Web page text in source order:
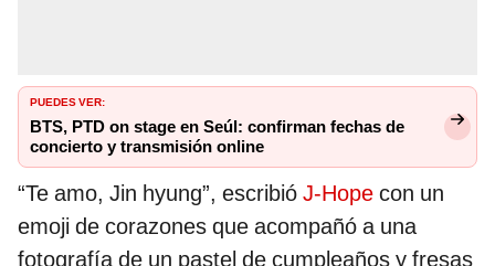
PUEDES VER:
BTS, PTD on stage en Seúl: confirman fechas de
concierto y transmisión online
“Te amo, Jin hyung”, escribió J-Hope con un
emoji de corazones que acompañó a una
fotografía de un pastel de cumpleaños y fresas